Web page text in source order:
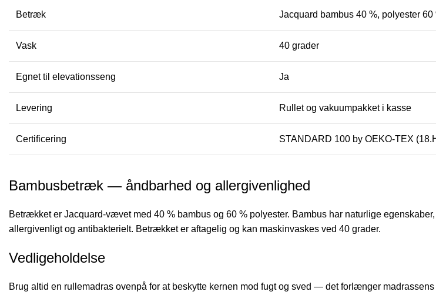
Betræk Jacquard bambus 40 %, polyester 60
Vask 40 grader
Egnet til elevationsseng Ja
Levering Rullet og vakuumpakket i kasse
Certificering STANDARD 100 by OEKO-TEX
Bambusbetræk — åndbarhed og allergivenlighed
Betrækket er Jacquard-vævet med 40 % bambus og 60 % polyester. Bambus har naturlige
allergivenligt og antibakterielt. Betrækket er aftagelig og kan maskinvaskes ved 40 grader.
Vedligeholdelse
Brug altid en rullemadras ovenpå for at beskytte kernen mod fugt og sved — det forlænger